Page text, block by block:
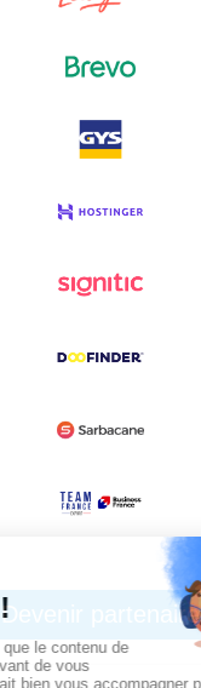
Devenir partenaire